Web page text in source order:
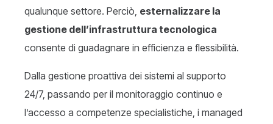
qualunque settore. Perciò, esternalizzare la
gestione dell’infrastruttura tecnologica
consente di guadagnare in efficienza e flessibilità.
Dalla gestione proattiva dei sistemi al supporto
24/7, passando per il monitoraggio continuo e
l’accesso a competenze specialistiche, i managed